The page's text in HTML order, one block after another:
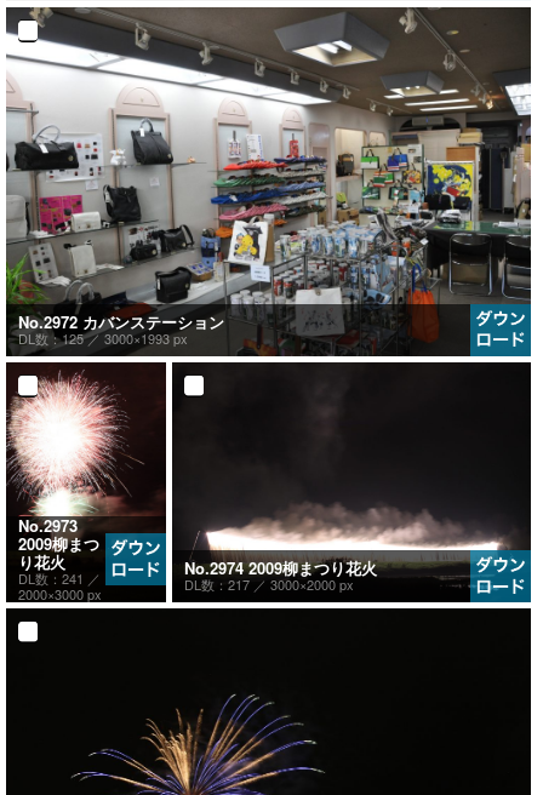
No.2972 カバンステーション
DL数：125 ／3000×1993 px
No.2973
2009柳まつ
り花火
DL数：241 ／
2000×3000 px
No.2974 2009柳まつり花火
DL数：217 ／ 3000×2000 px